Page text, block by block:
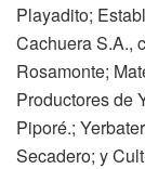
Playadito;
Cachuera S.A.,
Rosamonte;
Productores de
Piporé.;
Secadero; y